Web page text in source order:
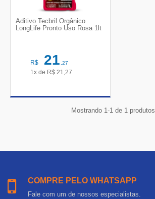
Aditivo Tecbril Orgânico
LongLife Pronto Uso Rosa 1lt
R$ 21,27
1x de R$ 21,27
Mostrando 1-1 de 1 produtos
COMPRE PELO WHATSAPP
Fale com um de nossos especialistas.